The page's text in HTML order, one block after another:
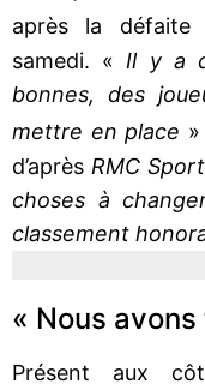
après la
samedi. « Il y a
bonnes, des
mettre en place
d’après RMC Sport
choses à
classement
« Nous
Présent aux